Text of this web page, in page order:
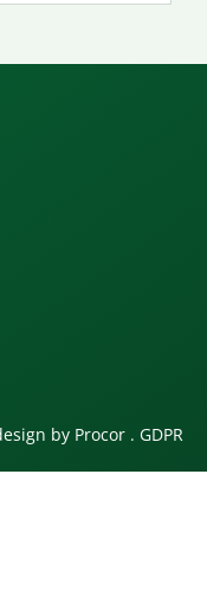
by Procor . GDPR